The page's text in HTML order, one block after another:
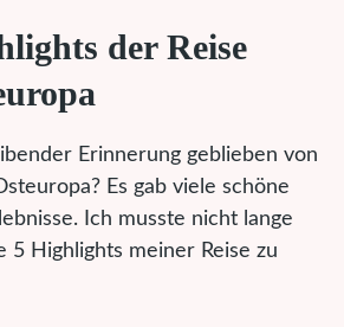
der Reise
Erinnerung geblieben von
Es gab viele schöne
Ich musste nicht lange
5 Highlights meiner Reise zu